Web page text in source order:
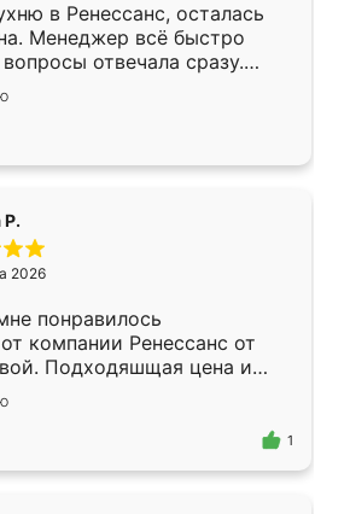
в Ренессанс, осталась
Менеджер всё быстро
отвечала сразу.
в субботу, подошёл к
Собрали
работали аккуратно, даже
Р.
2026
понравилось
компании Ренессанс от
Подходяшщая цена и
изготовления. Приехавший
Владислав
эскизу самый
1